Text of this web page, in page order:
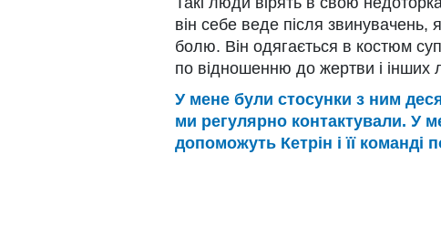
він себе веде після звинувачень,
болю. Він одягається в костюм
по відношенню до жертви і інших
У мене були стосунки з ним
ми регулярно контактували. У
допоможуть Кетрін і її